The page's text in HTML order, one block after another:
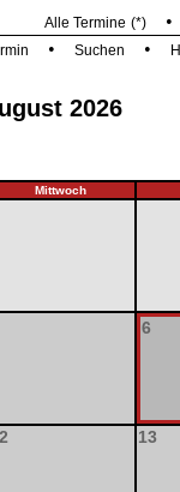
Alle Termine (*)
• Suchen •
2026
Mittwoch
6
13